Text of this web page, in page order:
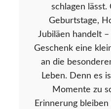
schlagen lässt.
Geburtstage,
Jubiläen handelt
Geschenk eine
an die
Leben. Denn es
Momente zu
Erinnerung